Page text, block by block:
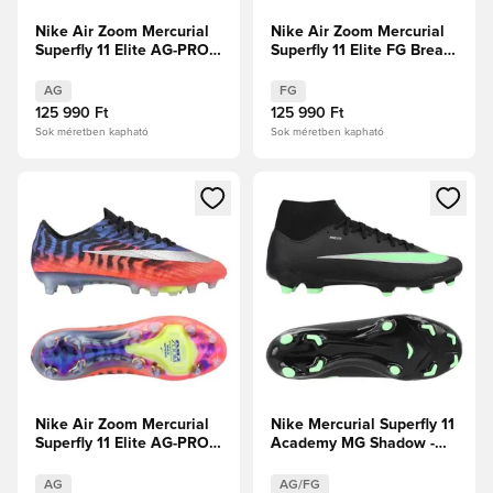
Nike Air Zoom Mercurial
Superfly 11 Elite AG-PRO
AG
125 990 Ft
Sok méretben kapható
Nike Air Zoom Mercurial
Superfly 11 Elite FG Break
FG
125 990 Ft
Sok méretben kapható
Megnyit egy modált a bejelentkezéshez vagy a tagként
Nike Air Zoom Mercurial
Superfly 11 Elite AG-PRO
Kék/Focicipők/Ezüst
AG
Megnyit egy modált a
Nike Mercurial Superfly 11
Academy MG Shadow -
AG/FG